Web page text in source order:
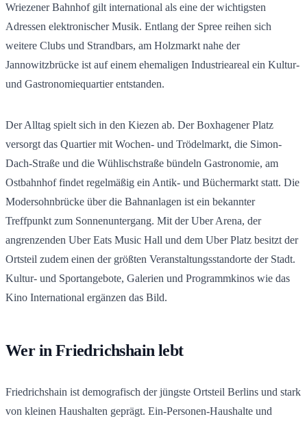
Wriezener Bahnhof gilt international als eine der wichtigsten
Adressen elektronischer Musik. Entlang der Spree reihen sich
weitere Clubs und Strandbars, am Holzmarkt nahe der
Jannowitzbrücke ist auf einem ehemaligen Industrieareal ein Kultur-
und Gastronomiequartier entstanden.
Der Alltag spielt sich in den Kiezen ab. Der Boxhagener Platz
versorgt das Quartier mit Wochen- und Trödelmarkt, die Simon-
Dach-Straße und die Wühlischstraße bündeln Gastronomie, am
Ostbahnhof findet regelmäßig ein Antik- und Büchermarkt statt. Die
Modersohnbrücke über die Bahnanlagen ist ein bekannter
Treffpunkt zum Sonnenuntergang. Mit der Uber Arena, der
angrenzenden Uber Eats Music Hall und dem Uber Platz besitzt der
Ortsteil zudem einen der größten Veranstaltungsstandorte der Stadt.
Kultur- und Sportangebote, Galerien und Programmkinos wie das
Kino International ergänzen das Bild.
Wer in Friedrichshain lebt
Friedrichshain ist demografisch der jüngste Ortsteil Berlins und stark
von kleinen Haushalten geprägt. Ein-Personen-Haushalte und